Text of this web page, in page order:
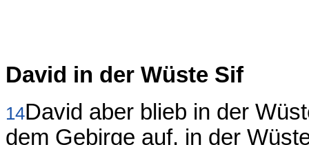
David in der Wüste Sif
14David aber blieb in der
dem Gebirge auf, in der